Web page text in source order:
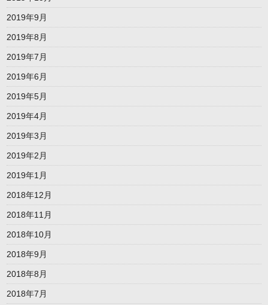
2019年9月
2019年8月
2019年7月
2019年6月
2019年5月
2019年4月
2019年3月
2019年2月
2019年1月
2018年12月
2018年11月
2018年10月
2018年9月
2018年8月
2018年7月